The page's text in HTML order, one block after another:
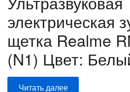
электрическая
щетка Realme
(N1) Цвет:
Читать далее